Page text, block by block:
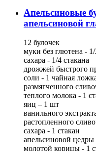
Апельсиновые
апельсиновой
12 булочек
муки без глютена - 1/
сахара - 1/4 стакана
дрожжей быстрого
соли - 1 чайная
размягченного
теплого молока - 1
яиц – 1 шт
ванильного
растопленного
сахара - 1 стакан
апельсиновой
молотой корицы - 1